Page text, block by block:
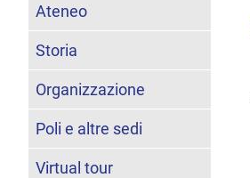
Ateneo
Storia
Organizzazione
Poli e altre sedi
Virtual tour